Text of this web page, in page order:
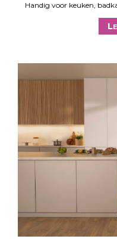
Handig voor keuken,